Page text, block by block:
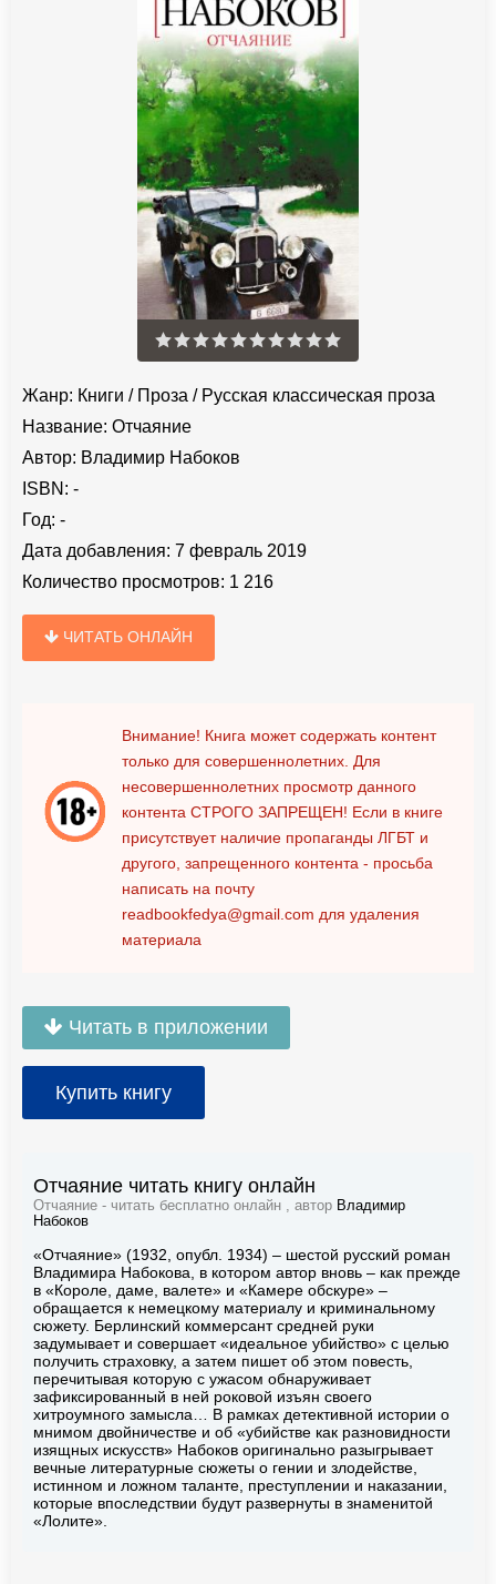
Жанр: Книги / Проза / Русская классическая проза
Название: Отчаяние
Автор: Владимир Набоков
ISBN: -
Год: -
Дата добавления: 7 февраль 2019
Количество просмотров: 1 216
ЧИТАТЬ ОНЛАЙН
Внимание! Книга может содержать контент
только для совершеннолетних. Для
несовершеннолетних просмотр данного
контента СТРОГО ЗАПРЕЩЕН! Если в книге
присутствует наличие пропаганды ЛГБТ и
другого, запрещенного контента - просьба
написать на почту
readbookfedya@gmail.com для удаления
материала
Читать в приложении
Купить книгу
Отчаяние читать книгу онлайн
Отчаяние - читать бесплатно онлайн , автор Владимир
Набоков
«Отчаяние» (1932, опубл. 1934) – шестой русский роман
Владимира Набокова, в котором автор вновь – как прежде
в «Короле, даме, валете» и «Камере обскуре» –
обращается к немецкому материалу и криминальному
сюжету. Берлинский коммерсант средней руки
задумывает и совершает «идеальное убийство» с целью
получить страховку, а затем пишет об этом повесть,
перечитывая которую с ужасом обнаруживает
зафиксированный в ней роковой изъян своего
хитроумного замысла… В рамках детективной истории о
мнимом двойничестве и об «убийстве как разновидности
изящных искусств» Набоков оригинально разыгрывает
вечные литературные сюжеты о гении и злодействе,
истинном и ложном таланте, преступлении и наказании,
которые впоследствии будут развернуты в знаменитой
«Лолите».